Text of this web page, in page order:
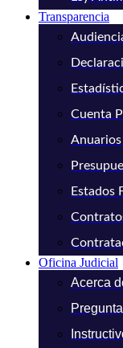
Transparencia
Cuenta
Anuarios
Estados
Oficina Judicial
Acerca